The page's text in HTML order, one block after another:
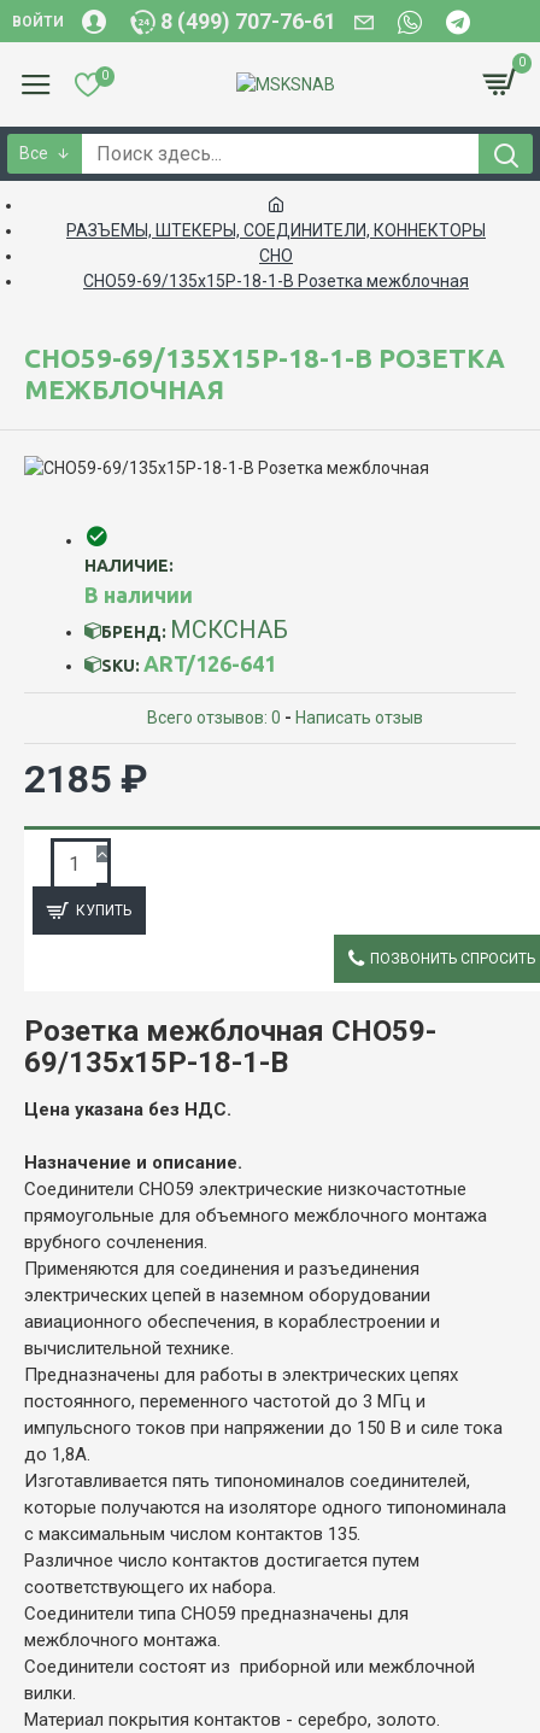
ВОЙТИ 8 (499) 707-76-61
0
0
Все
РАЗЪЕМЫ, ШТЕКЕРЫ, СОЕДИНИТЕЛИ, КОННЕКТОРЫ
СНО
СНО59-69/135х15Р-18-1-В Розетка межблочная
СНО59-69/135Х15Р-18-1-В РОЗЕТКА
МЕЖБЛОЧНАЯ
НАЛИЧИЕ:
В наличии
БРЕНД: МСКСНАБ
SKU: ART/126-641
Всего отзывов: 0 - Написать отзыв
2185 ₽
КУПИТЬ
ПОЗВОНИТЬ СПРОСИТЬ
Розетка межблочная СНО59-
69/135х15Р-18-1-В
Цена указана без НДС.
Назначение и описание.
Соединители СНО59 электрические низкочастотные
прямоугольные для объемного межблочного монтажа
врубного сочленения.
Применяются для соединения и разъединения
электрических цепей в наземном оборудовании
авиационного обеспечения, в кораблестроении и
вычислительной технике.
Предназначены для работы в электрических цепях
постоянного, переменного частотой до 3 МГц и
импульсного токов при напряжении до 150 В и силе тока
до 1,8А.
Изготавливается пять типономиналов соединителей,
которые получаются на изоляторе одного типономинала
с максимальным числом контактов 135.
Различное число контактов достигается путем
соответствующего их набора.
Соединители типа CHО59 предназначены для
межблочного монтажа.
Соединители состоят из приборной или межблочной
вилки.
Материал покрытия контактов - серебро, золото.